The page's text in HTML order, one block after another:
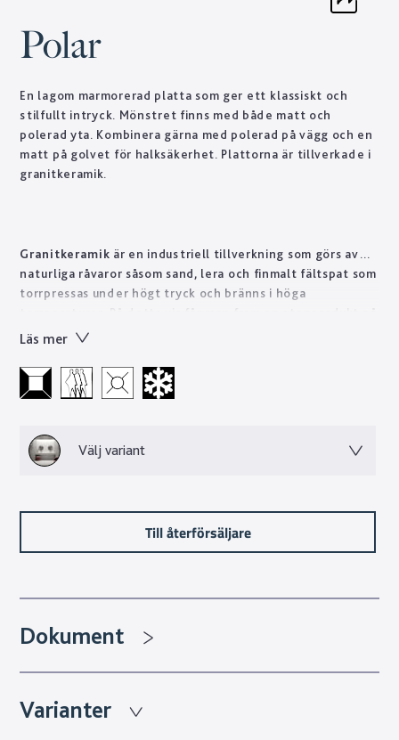
Polar
En lagom marmorerad platta som ger ett klassiskt och
stilfullt intryck. Mönstret finns med både matt och
polerad yta. Kombinera gärna med polerad på vägg och en
matt på golvet för halksäkerhet. Plattorna är tillverkade i
granitkeramik.
Granitkeramik är en industriell tillverkning som görs av
naturliga råvaror såsom sand, lera och finmalt fältspat som
torrpressas under högt tryck och bränns i höga
kort tid som skulle ta naturen tusentals år att forma.
lätt att sköta till skillnad från natursten som ofta kräver
regelbundet underhåll. Designen skapas genom en otrolig
mönsterbilder än vad riktig sten kan erbjuda.
Granitkeramikens många fina egenskaper gör valet lätt för
flera generationer.
Läs mer
Välj variant
Till återförsäljare
Dokument
Varianter